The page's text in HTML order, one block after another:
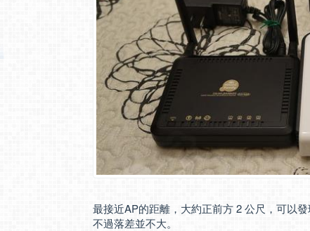
最接近AP的距離，大約正前方 2 公尺，可以
不過落差並不大。